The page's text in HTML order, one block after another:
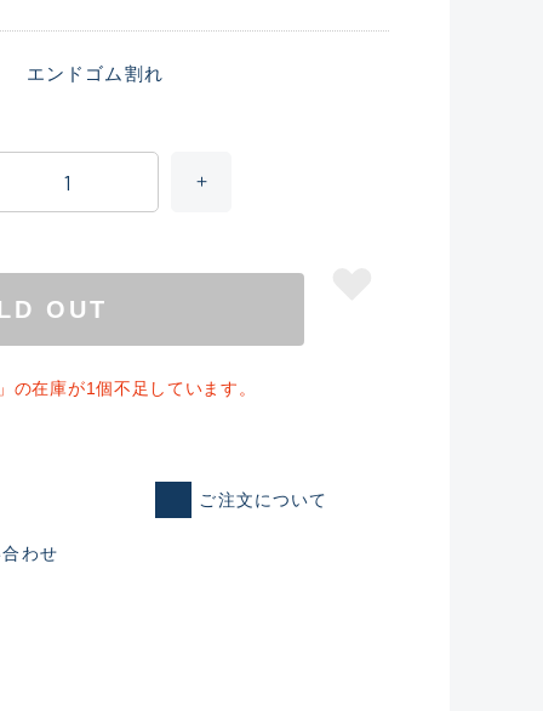
れた未使用
エンドゴム割れ
OUT
の在庫が1個不足しています。
ご注文について
わせ